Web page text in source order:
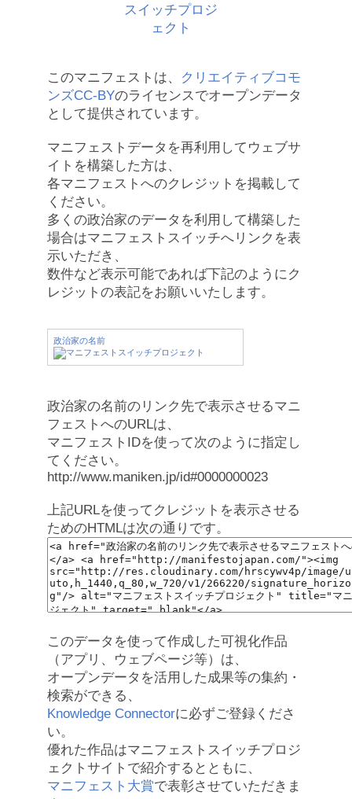
このマニフェストは、
クリエイティブコモ
ンズCC-BYのライセンスでオープンデータ
として提供されています。
マニフェストデータを再利用してウェブサ
イトを構築した方は、
各マニフェストへのクレジットを掲載して
ください。
多くの政治家のデータを利用して構築した
場合はマニフェストスイッチへリンクを表
示いただき、
数件など表示可能であれば下記のようにク
レジットの表記をお願いいたします。
政治家の名前
政治家の名前のリンク先で表示させるマニ
フェストへのURLは、
マニフェストIDを使って次のように指定し
てください。
http://www.maniken.jp/id#0000000023
上記URLを使ってクレジットを表示させる
ためのHTMLは次の通りです。
このデータを使って作成した可視化作品
（アプリ、ウェブページ等）は、
オープンデータを活用した成果等の集約・
検索ができる、
Knowledge Connectorに必ずご登録くださ
い。
優れた作品はマニフェストスイッチプロジ
ェクトサイトで紹介するとともに、
マニフェスト大賞で表彰させていただきま